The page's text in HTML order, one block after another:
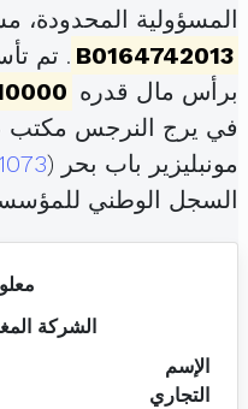
المسؤولية المحدودة،
B0164742013
برأس مال قدره 10000
مونبليزير باب بحر (
السجل الوطني
الشركة
الإسم
التجاري